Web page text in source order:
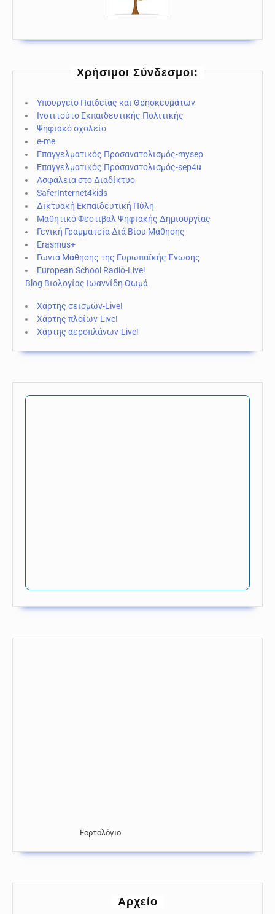
Χρήσιμοι Σύνδεσμοι:
Υπουργείο Παιδείας και Θρησκευμάτων
Ινστιτούτο Εκπαιδευτικής Πολιτικής
Ψηφιακό σχολείο
e-me
Επαγγελματικός Προσανατολισμός-mysep
Επαγγελματικός Προσανατολισμός-sep4u
Ασφάλεια στο Διαδίκτυο
SaferInternet4kids
Δικτυακή Εκπαιδευτική Πύλη
Μαθητικό Φεστιβάλ Ψηφιακής Δημιουργίας
Γενική Γραμματεία Διά Βίου Μάθησης
Erasmus+
Γωνιά Μάθησης της Ευρωπαϊκής Ένωσης
European School Radio-Live!
Blog Βιολογίας Ιωαννίδη Θωμά
Χάρτης σεισμών-Live!
Χάρτης πλοίων-Live!
Χάρτης αεροπλάνων-Live!
Εορτολόγιο
Αρχείο